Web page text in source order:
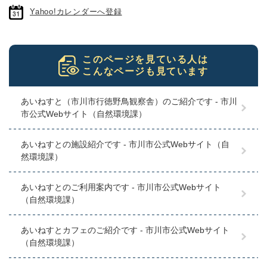
Yahoo!カレンダーへ登録
このページを見ている人は
こんなページも見ています
あいねすと（市川市行徳野鳥観察舎）のご紹介です - 市川
市公式Webサイト（自然環境課）
あいねすとの施設紹介です - 市川市公式Webサイト（自
然環境課）
あいねすとのご利用案内です - 市川市公式Webサイト
（自然環境課）
あいねすとカフェのご紹介です - 市川市公式Webサイト
（自然環境課）